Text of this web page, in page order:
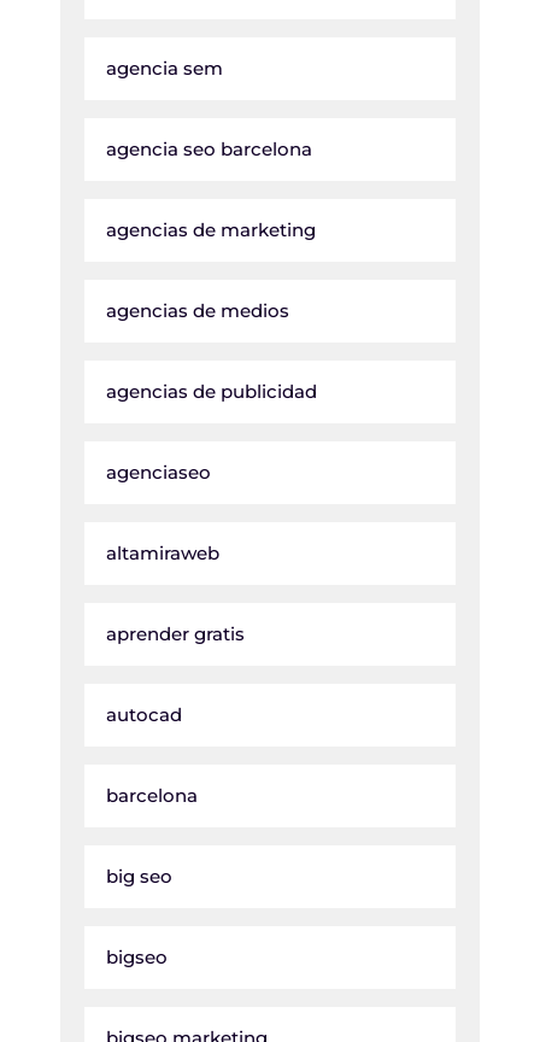
agencia sem
agencia seo barcelona
agencias de marketing
agencias de medios
agencias de publicidad
agenciaseo
altamiraweb
aprender gratis
autocad
barcelona
big seo
bigseo